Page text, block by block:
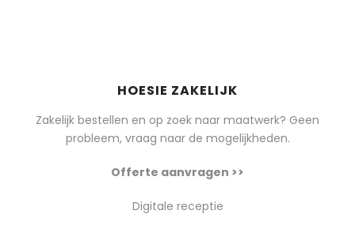
HOESIE ZAKELIJK
Zakelijk bestellen en op zoek naar maatwerk? Geen
probleem, vraag naar de mogelijkheden.
Offerte aanvragen >>
Digitale receptie